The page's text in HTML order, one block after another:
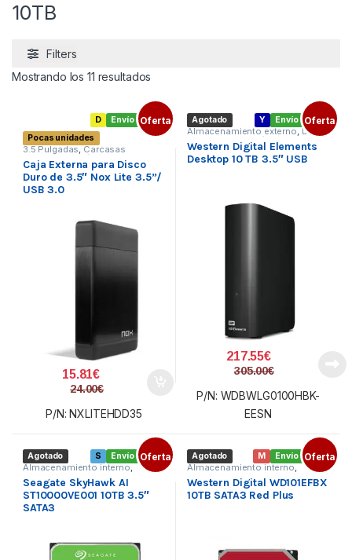
10TB
Filters
Mostrando los 11 resultados
Envío gratis
D Oferta
Pocas unidades
3.5 Pulgadas, Carcasas
externas Periféricos
Caja Externa para Disco
Duro de 3.5″ Nox Lite 3.5”/
USB 3.0
15.81€
24.00€
P/N: NXLITEHDD35
Envío gratis
Y
Agotado Oferta
Almacenamiento externo, Disco
Periféricos
Western Digital Elements
Desktop 10 TB 3.5″ USB
217.55€
305.00€
P/N: WDBWLG0100HBK-
EESN
Envío gratis
S
Agotado Oferta
Almacenamiento interno,
Componentes Disco duro 3.5
Seagate SkyHawk AI
ST10000VE001 10TB 3.5″
SATA3
Envío gratis
M
Agotado Oferta
Almacenamiento interno,
Componentes , Disco duro 3.5
Western Digital WD101EFBX
10TB SATA3 Red Plus